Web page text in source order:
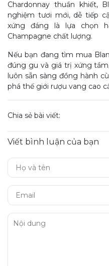
Chardonnay thuần khiết,
nghiệm tươi mới, dễ tiếp
xứng đáng là lựa chọn
Champagne chất lượng.
Nếu bạn đang tìm mua
đúng gu và giá trị xứng
luôn sẵn sàng đồng hành
phá thế giới rượu vang cao
Chia sẻ bài viết:
Viết bình luận của bạn